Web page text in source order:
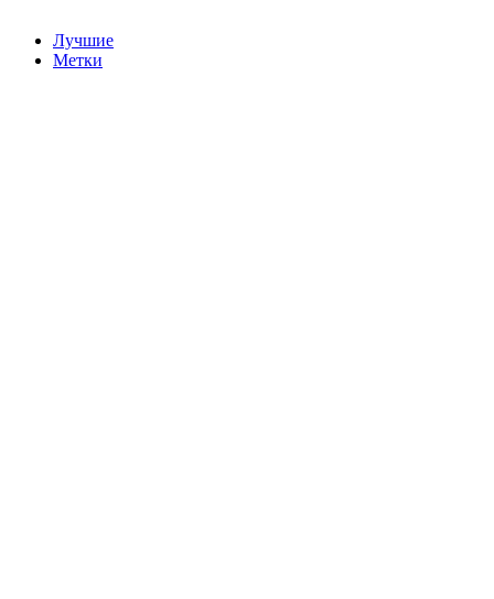
Лучшие
Метки